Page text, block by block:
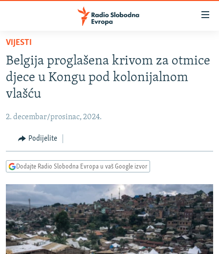
Pređite
glavni
sadržaj
Pređite
na
glavnu
Pređite
na
pretragu
VIJESTI
BOSNA I HERCEGOVINA
SRBIJA
CRNA GORA
VIZUELNO
INFOGRAFIKE
RAT U UKRAJINI
KINA NA BALKANU
RSE PRIČE IZ SVIJETA
ISPRIČAJ MI
DNEVNO@RSE
VIJESTI
Belgija proglašena krivom za otmice
djece u Kongu pod kolonijalnom
vlašću
2. decembar/prosinac, 2024.
Podijelite
Dodajte Radio Slobodna Evropa u vaš Google izvor